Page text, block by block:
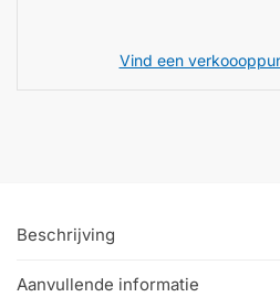
Vind een
Beschrijving
Aanvullende informatie